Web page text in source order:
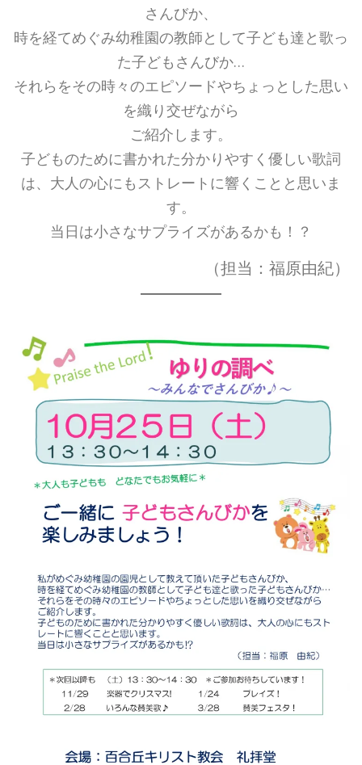
さんびか、
時を経てめぐみ幼稚園の教師として子ども達と歌っ
た子どもさんびか…
それらをその時々のエピソードやちょっとした思い
を織り交ぜながら
ご紹介します。
子どものために書かれた分かりやすく優しい歌詞
は、大人の心にもストレートに響くことと思いま
す。
当日は小さなサプライズがあるかも！？
（担当：福原由紀）